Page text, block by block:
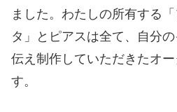
ました。わたしの所有する
タ」とピアスは全て、自分
伝え制作していただきたオ
す。